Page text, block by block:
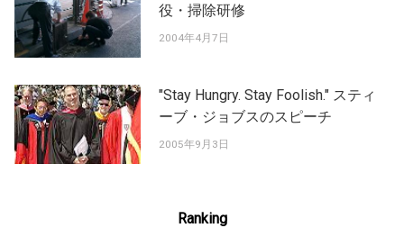
役・掃除研修
2004年4月7日
"Stay Hungry. Stay Foolish." スティ
ーブ・ジョブスのスピーチ
2005年9月3日
Ranking